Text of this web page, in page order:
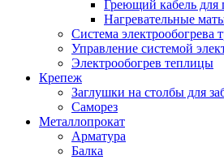
Греющий кабель для
Нагревательные
Система электрообогрева
Управление системой
Электрообогрев теплицы
Крепеж
Заглушки на столбы для
Саморез
Металлопрокат
Арматура
Балка